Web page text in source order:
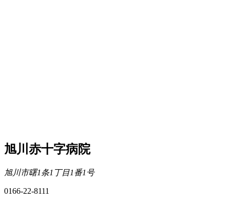
旭川赤十字病院
旭川市曙1条1丁目1番1号
0166-22-8111